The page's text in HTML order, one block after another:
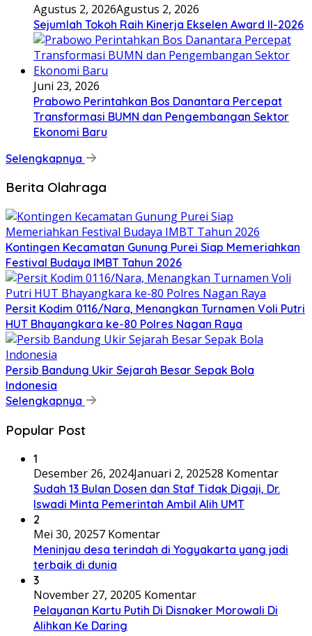
Agustus 2, 2026Agustus 2, 2026
Sejumlah Tokoh Raih Kinerja Ekselen Award II-2026
Juni 23, 2026
Prabowo Perintahkan Bos Danantara Percepat
Transformasi BUMN dan Pengembangan Sektor
Ekonomi Baru
Selengkapnya
Berita Olahraga
Kontingen Kecamatan Gunung Purei Siap Memeriahkan
Festival Budaya IMBT Tahun 2026
Persit Kodim 0116/Nara, Menangkan Turnamen Voli Putri
HUT Bhayangkara ke-80 Polres Nagan Raya
Persib Bandung Ukir Sejarah Besar Sepak Bola
Indonesia
Selengkapnya
Popular Post
1
Desember 26, 2024Januari 2, 202528 Komentar
Sudah 13 Bulan Dosen dan Staf Tidak Digaji, Dr.
Iswadi Minta Pemerintah Ambil Alih UMT
2
Mei 30, 20257 Komentar
Meninjau desa terindah di Yogyakarta yang jadi
terbaik di dunia
3
November 27, 20205 Komentar
Pelayanan Kartu Putih Di Disnaker Morowali Di
Alihkan Ke Daring